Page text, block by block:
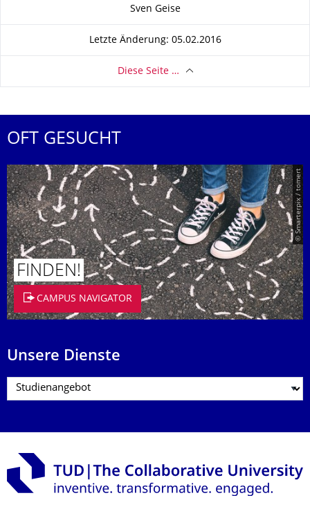
Sven Geise
Letzte Änderung: 05.02.2016
Diese Seite …
OFT GESUCHT
© Smarterpix / tomert
FINDEN!
CAMPUS NAVIGATOR
Unsere Dienste